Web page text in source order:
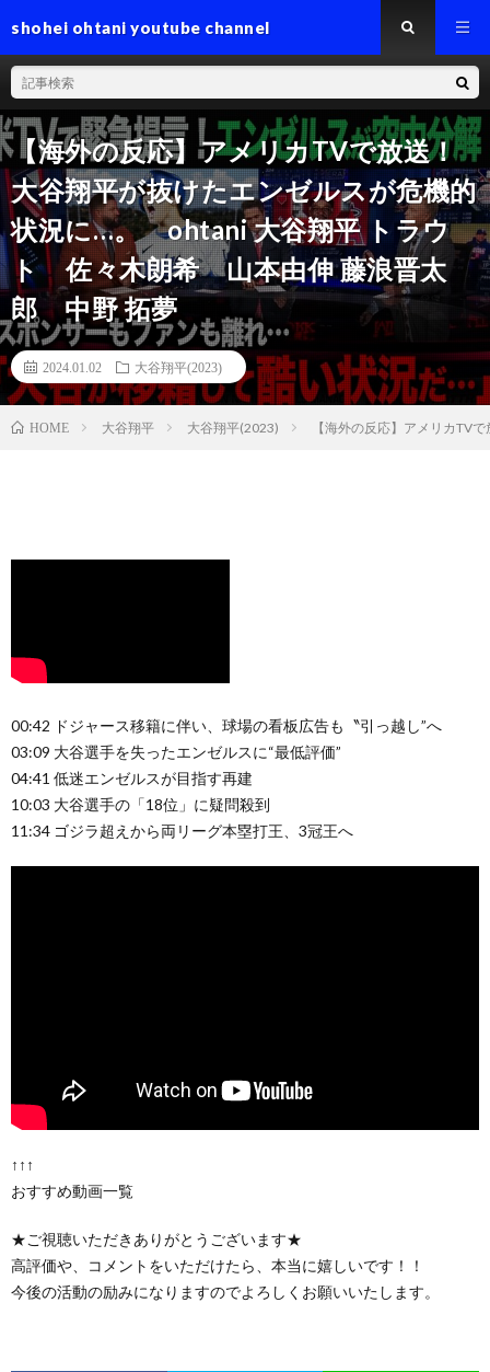
shohei ohtani youtube channel
【海外の反応】アメリカTVで放送！
大谷翔平が抜けたエンゼルスが危機的
状況に…。 ohtani 大谷翔平 トラウ
ト 佐々木朗希 山本由伸 藤浪晋太
郎 中野 拓夢
2024.01.02 大谷翔平(2023)
HOME 大谷翔平 大谷翔平(2023) 【海外の反応】アメリカ
00:42 ドジャース移籍に伴い、球場の看板広告も〝引っ越し”へ
03:09 大谷選手を失ったエンゼルスに“最低評価”
04:41 低迷エンゼルスが目指す再建
10:03 大谷選手の「18位」に疑問殺到
11:34 ゴジラ超えから両リーグ本塁打王、3冠王へ
↑↑↑
おすすめ動画一覧
★ご視聴いただきありがとうございます★
高評価や、コメントをいただけたら、本当に嬉しいです！！
今後の活動の励みになりますのでよろしくお願いいたします。